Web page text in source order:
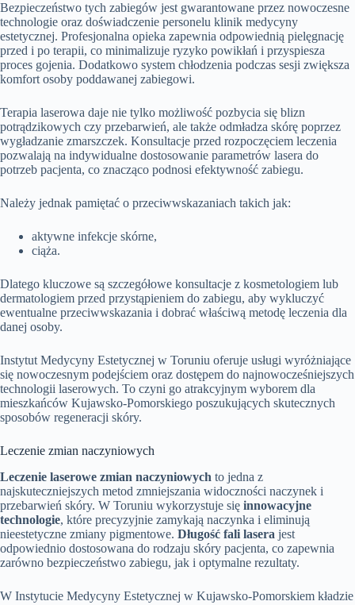
Bezpieczeństwo tych zabiegów jest gwarantowane przez nowoczesne
technologie oraz doświadczenie personelu klinik medycyny
estetycznej. Profesjonalna opieka zapewnia odpowiednią pielęgnację
przed i po terapii, co minimalizuje ryzyko powikłań i przyspiesza
proces gojenia. Dodatkowo system chłodzenia podczas sesji zwiększa
komfort osoby poddawanej zabiegowi.
Terapia laserowa daje nie tylko możliwość pozbycia się blizn
potrądzikowych czy przebarwień, ale także odmładza skórę poprzez
wygładzanie zmarszczek. Konsultacje przed rozpoczęciem leczenia
pozwalają na indywidualne dostosowanie parametrów lasera do
potrzeb pacjenta, co znacząco podnosi efektywność zabiegu.
Należy jednak pamiętać o przeciwwskazaniach takich jak:
aktywne infekcje skórne,
ciąża.
Dlatego kluczowe są szczegółowe konsultacje z kosmetologiem lub
dermatologiem przed przystąpieniem do zabiegu, aby wykluczyć
ewentualne przeciwwskazania i dobrać właściwą metodę leczenia dla
danej osoby.
Instytut Medycyny Estetycznej w Toruniu oferuje usługi wyróżniające
się nowoczesnym podejściem oraz dostępem do najnowocześniejszych
technologii laserowych. To czyni go atrakcyjnym wyborem dla
mieszkańców Kujawsko-Pomorskiego poszukujących skutecznych
sposobów regeneracji skóry.
Leczenie zmian naczyniowych
Leczenie laserowe zmian naczyniowych to jedna z
najskuteczniejszych metod zmniejszania widoczności naczynek i
przebarwień skóry. W Toruniu wykorzystuje się innowacyjne
technologie, które precyzyjnie zamykają naczynka i eliminują
nieestetyczne zmiany pigmentowe. Długość fali lasera jest
odpowiednio dostosowana do rodzaju skóry pacjenta, co zapewnia
zarówno bezpieczeństwo zabiegu, jak i optymalne rezultaty.
W Instytucie Medycyny Estetycznej w Kujawsko-Pomorskiem kładzie